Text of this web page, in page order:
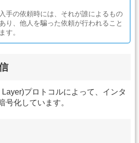
手の依頼時には、それが誰によるもの
り、他人を騙った依頼が行われること
す。
プロトコルによって、インタ
号化しています。